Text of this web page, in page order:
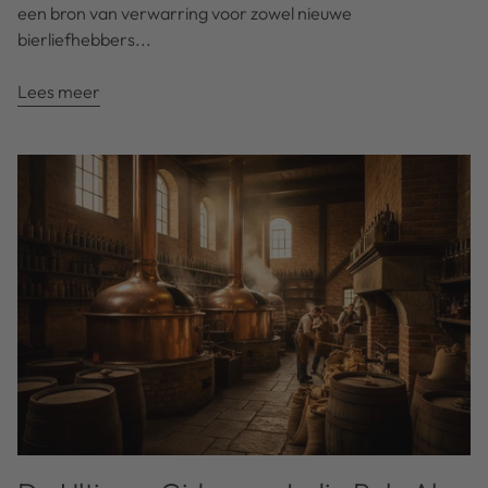
een bron van verwarring voor zowel nieuwe
bierliefhebbers...
Lees meer